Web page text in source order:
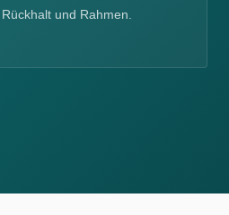
und Rahmen.